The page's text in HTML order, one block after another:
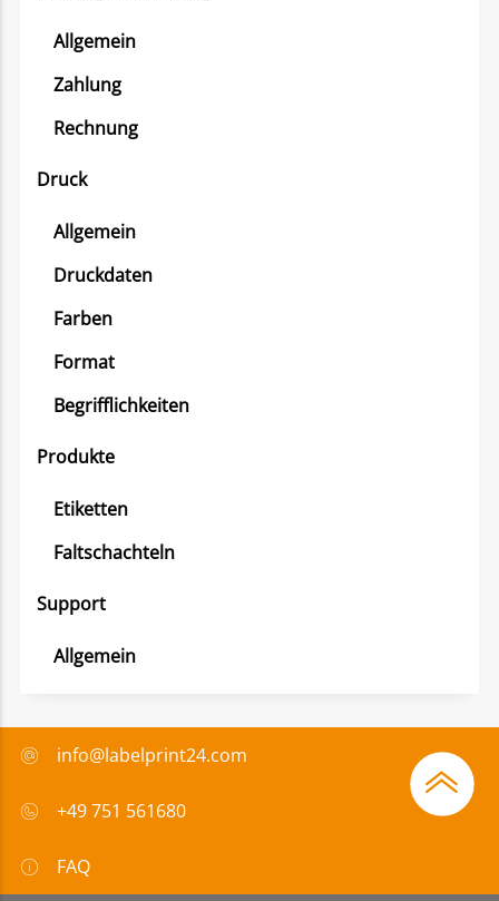
Allgemein
Zahlung
Rechnung
Druck
Allgemein
Druckdaten
Farben
Format
Begrifflichkeiten
Produkte
Etiketten
Faltschachteln
Support
Allgemein
info@labelprint24.com
+49 751 561680
FAQ